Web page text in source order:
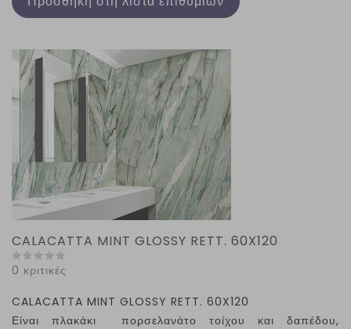
CALACATTA MINT GLOSSY RETT. 60X120
0 κριτικές
CALACATTA MINT GLOSSY RETT. 60X120
Είναι πλακάκι πορσελανάτο τοίχου και δαπέδου,